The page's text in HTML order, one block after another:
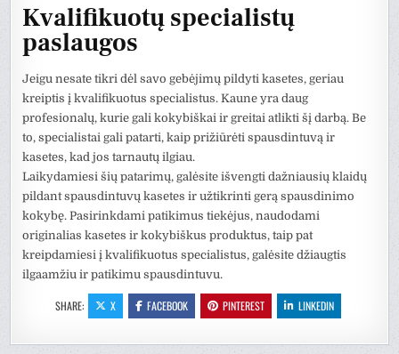
Kvalifikuotų specialistų
paslaugos
Jeigu nesate tikri dėl savo gebėjimų pildyti kasetes, geriau
kreiptis į kvalifikuotus specialistus. Kaune yra daug
profesionalų, kurie gali kokybiškai ir greitai atlikti šį darbą. Be
to, specialistai gali patarti, kaip prižiūrėti spausdintuvą ir
kasetes, kad jos tarnautų ilgiau.
Laikydamiesi šių patarimų, galėsite išvengti dažniausių klaidų
pildant spausdintuvų kasetes ir užtikrinti gerą spausdinimo
kokybę. Pasirinkdami patikimus tiekėjus, naudodami
originalias kasetes ir kokybiškus produktus, taip pat
kreipdamiesi į kvalifikuotus specialistus, galėsite džiaugtis
ilgaamžiu ir patikimu spausdintuvu.
SHARE: X FACEBOOK PINTEREST LINKEDIN